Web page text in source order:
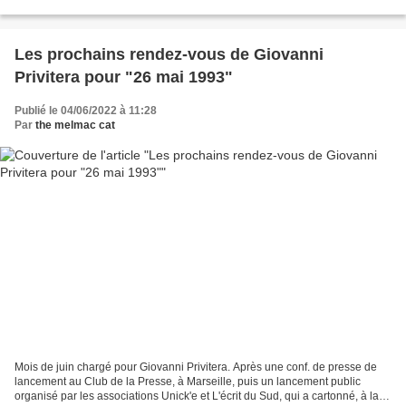
Les prochains rendez-vous de Giovanni
Privitera pour "26 mai 1993"
Publié le 04/06/2022 à 11:28
Par the melmac cat
Mois de juin chargé pour Giovanni Privitera. Après une conf. de presse de
lancement au Club de la Presse, à Marseille, puis un lancement public
organisé par les associations Unick'e et L'écrit du Sud, qui a cartonné, à la